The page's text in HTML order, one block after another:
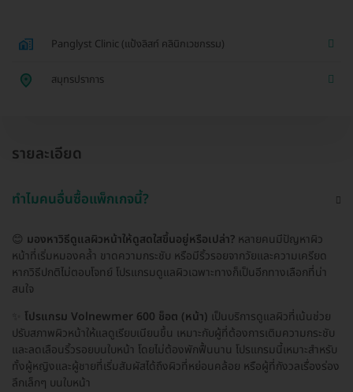
Panglyst Clinic (แป้งลิสท์ คลินิกเวชกรรม)
สมุทรปราการ
รายละเอียด
ทำไมคนอื่นซื้อแพ็กเกจนี้?
😊 มองหาวิธีดูแลผิวหน้าให้ดูสดใสขึ้นอยู่หรือเปล่า? หลายคนมีปัญหาผิว
หน้าที่เริ่มหมองคล้ำ ขาดความกระชับ หรือมีริ้วรอยจากวัยและความเครียด
หากวิธีปกติไม่ตอบโจทย์ โปรแกรมดูแลผิวเฉพาะทางก็เป็นอีกทางเลือกที่น่า
สนใจ
โปรแกรม Volnewmer 600 ช็อต (หน้า) เป็นบริการดูแลผิวที่เน้นช่วย
ปรับสภาพผิวหน้าให้แลดูเรียบเนียนขึ้น เหมาะกับผู้ที่ต้องการเติมความกระชับ
และลดเลือนริ้วรอยบนใบหน้า โดยไม่ต้องพักฟื้นนาน โปรแกรมนี้เหมาะสำหรับ
ทั้งผู้หญิงและผู้ชายที่เริ่มสัมผัสได้ถึงผิวที่หย่อนคล้อย หรือผู้ที่กังวลเรื่องร่อง
ลึกเล็กๆ บนใบหน้า